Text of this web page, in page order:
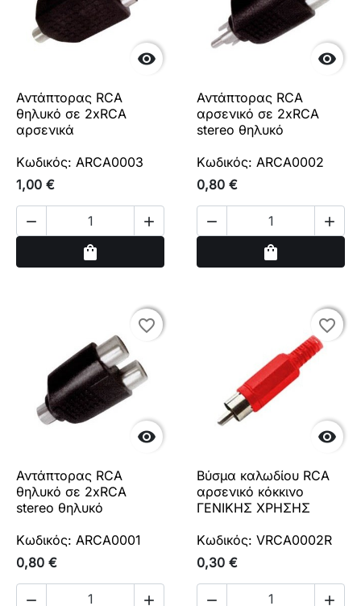

Αντάπτορας RCA
θηλυκό σε 2xRCA
αρσενικά
Κωδικός: ARCA0003
1,00 €
 
shopping_bag

Αντάπτορας RCA
αρσενικό σε 2xRCA
stereo θηλυκό
Κωδικός: ARCA0002
0,80 €
 
shopping_bag

favorite_border
favorite_border
Αντάπτορας RCA
θηλυκό σε 2xRCA
stereo θηλυκό
Κωδικός: ARCA0001
0,80 €
 

favorite_border
favorite_border
Βύσμα καλωδίου RCA
αρσενικό κόκκινο
ΓΕΝΙΚΗΣ ΧΡΗΣΗΣ
Κωδικός: VRCA0002R
0,30 €
 